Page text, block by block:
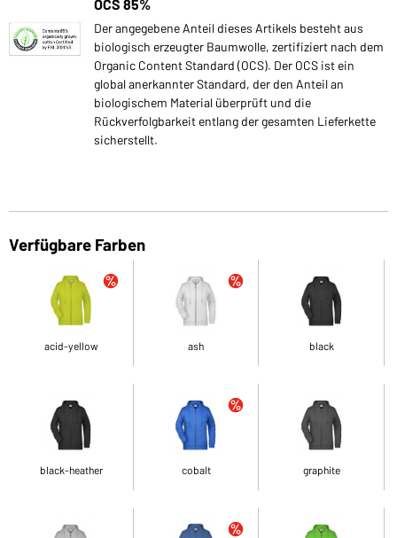
OCS 85%
Der angegebene Anteil dieses Artikels besteht aus
biologisch erzeugter Baumwolle, zertifiziert nach dem
Organic Content Standard (OCS). Der OCS ist ein
global anerkannter Standard, der den Anteil an
biologischem Material überprüft und die
Rückverfolgbarkeit entlang der gesamten Lieferkette
sicherstellt.
Verfügbare Farben
acid-yellow ash black
black-heather cobalt graphite